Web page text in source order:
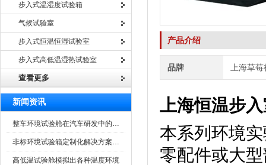
步入式温湿度试验箱
气候试验室
步入式恒温恒湿试验室
步入式高低温湿热试验室
查看更多
新闻资讯
整车环境试验舱在汽车研发中的作用
非标环境试验箱定制化解决方案在可靠性测试中的重要性
高低温试验舱模拟出各种温度环境
产品介绍
品牌 上海草
上海恒温步
本系列环境实
零配件或大型